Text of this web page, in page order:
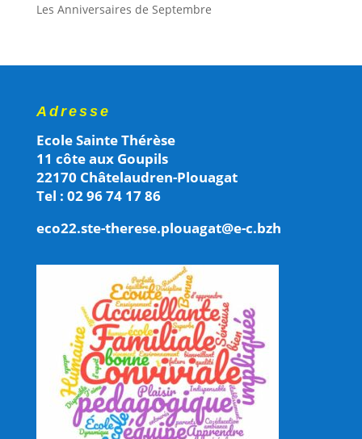
Les Anniversaires de Septembre
Adresse
Ecole Sainte Thérèse
11 côte aux Goupils
22170 Châtelaudren-Plouagat
Tel : 02 96 74 17 86
eco22.ste-therese.plouagat@e-c.bzh